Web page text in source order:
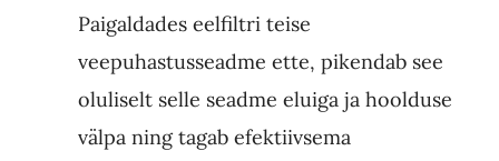
Paigaldades eelfiltri teise
veepuhastusseadme ette, pikendab see
oluliselt selle seadme eluiga ja hoolduse
välpa ning tagab efektiivsema